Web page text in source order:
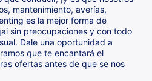
mantenimiento, averías,
es la mejor forma de
sin preocupaciones y con todo
Dale una oportunidad a
que te encantará el
ofertas antes de que se nos